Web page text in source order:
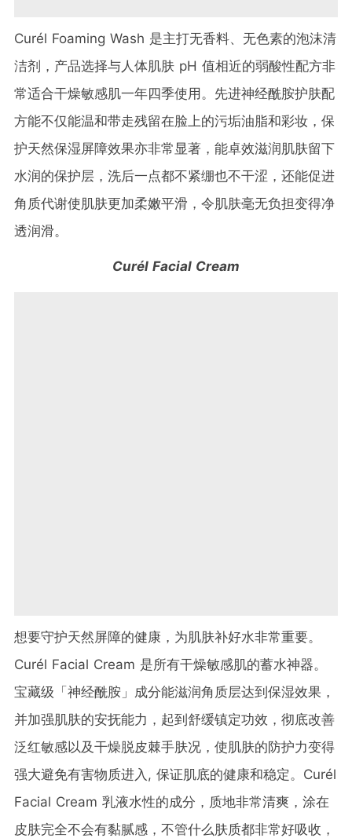
Curél Foaming Wash 是主打无香料、无色素的泡沫清
洁剂，产品选择与人体肌肤 pH 值相近的弱酸性配方非
常适合干燥敏感肌一年四季使用。先进神经酰胺护肤配
方能不仅能温和带走残留在脸上的污垢油脂和彩妆，保
护天然保湿屏障效果亦非常显著，能卓效滋润肌肤留下
水润的保护层，洗后一点都不紧绷也不干涩，还能促进
角质代谢使肌肤更加柔嫩平滑，令肌肤毫无负担变得净
透润滑。
Curél Facial Cream
想要守护天然屏障的健康，为肌肤补好水非常重要。
Curél Facial Cream 是所有干燥敏感肌的蓄水神器。
宝藏级「神经酰胺」成分能滋润角质层达到保湿效果，
并加强肌肤的安抚能力，起到舒缓镇定功效，彻底改善
泛红敏感以及干燥脱皮棘手肤况，使肌肤的防护力变得
强大避免有害物质进入, 保证肌底的健康和稳定。Curél
Facial Cream 乳液水性的成分，质地非常清爽，涂在
皮肤完全不会有黏腻感，不管什么肤质都非常好吸收，